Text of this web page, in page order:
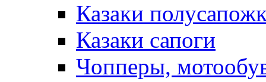
Казаки
Казаки сапоги
Чопперы,